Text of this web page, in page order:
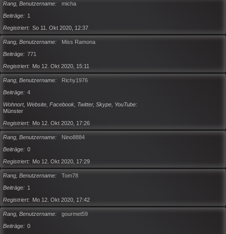
Rang, Benutzername
micha
Beiträge
1
Registriert
So 11. Okt 2020, 12:37
Rang, Benutzername
Miss Ramona
Beiträge
771
Registriert
Mo 12. Okt 2020, 15:11
Rang, Benutzername
Richy1976
Beiträge
4
Wohnort, Website, Facebook, Twitter, Skype, YouTube
Münster
Registriert
Mo 12. Okt 2020, 17:26
Rang, Benutzername
Nino8884
Beiträge
0
Registriert
Mo 12. Okt 2020, 17:29
Rang, Benutzername
Tom78
Beiträge
1
Registriert
Mo 12. Okt 2020, 17:42
Rang, Benutzername
gourmet59
Beiträge
0